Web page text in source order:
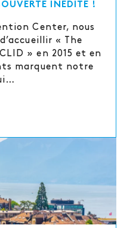
INÉDITE !
Center, nous
« The
» en 2015 et en
marquent notre